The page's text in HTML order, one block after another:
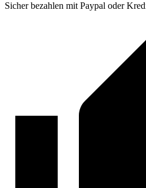
Sicher bezahlen mit Paypal oder